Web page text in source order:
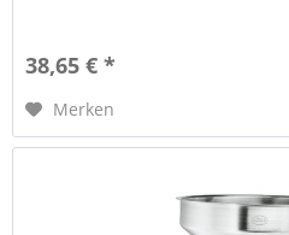
38,65 € *
Merken